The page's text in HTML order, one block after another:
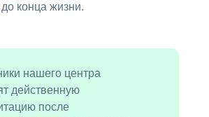
конца жизни.
нашего центра
действенную
после